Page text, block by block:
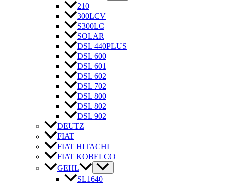
210
300LCV
S300LC
SOLAR
DSL 440PLUS
DSL 600
DSL 601
DSL 602
DSL 702
DSL 800
DSL 802
DSL 902
DEUTZ
FIAT
FIAT HITACHI
FIAT KOBELCO
GEHL
SL1640